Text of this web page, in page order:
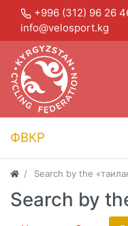
+996 (312) 96 26
info@velosport.kg
ФВКР
Search by the
Search by